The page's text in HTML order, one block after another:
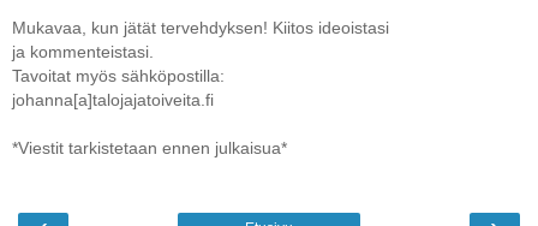
Mukavaa, kun jätät tervehdyksen! Kiitos ideoistasi
ja kommenteistasi.
Tavoitat myös sähköpostilla:
johanna[a]talojajatoiveita.fi
*Viestit tarkistetaan ennen julkaisua*